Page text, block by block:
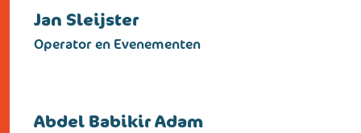
Jan Sleijster
Operator en Evenementen
Abdel Babikir Adam